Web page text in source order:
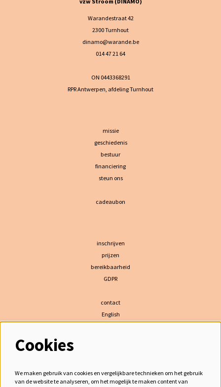
Warandestraat 42
2300 Turnhout
dinamo@warande.be
014 47 21 64
ON 0443368291
RPR Antwerpen, afdeling Turnhout
missie
geschiedenis
bestuur
financiering
steun ons
cadeaubon
inschrijven
prijzen
bereikbaarheid
GDPR
contact
English
Cookies
We maken gebruik van cookies en vergelijkbare technieken om het gebruik
van de website te analyseren, om het mogelijk te maken content van